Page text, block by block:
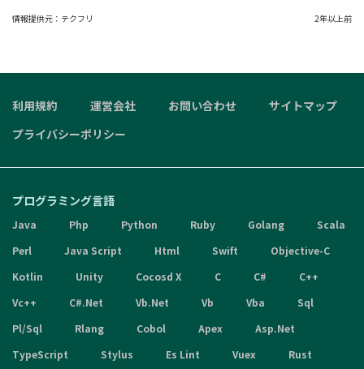
情報提供元： テクフリ 2年以上前
利用規約 運営会社 お問い合わせ
サイトマップ
プライバシーポリシー
プログラミング言語
Java Php Python Ruby Golang
Scala
Perl
Java Script Html Swift
Objective-C
Kotlin
Unity Cocosd X C C#
C++
Vc++
C#.Net Vb.Net Vb Vba
Sql
Pl/Sql
Rlang Cobol Apex
Asp.Net
TypeScript
Stylus Es Lint Vuex
Rust